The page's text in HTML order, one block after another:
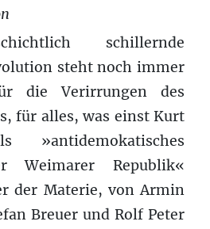
schillernde
steht noch immer
die Verirrungen des
für alles, was einst Kurt
»antidemokatisches
Weimarer Republik«
der Materie, von Armin
Breuer und Rolf Peter